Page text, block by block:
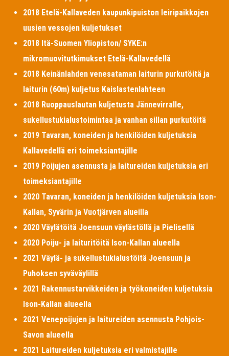
2018 Etelä-Kallaveden kaupunkipuiston leiripaikkojen
uusien vessojen kuljetukset
2018 Itä-Suomen Yliopiston/ SYKE:n
mikromuovitutkimukset Etelä-Kallavedellä
2018 Keinänlahden venesataman laiturin purkutöitä ja
laiturin (60m) kuljetus Kaislastenlahteen
2018 Ruoppauslautan kuljetusta Jännevirralle,
sukellustukialustoimintaa ja vanhan sillan purkutöitä
2019 Tavaran, koneiden ja henkilöiden kuljetuksia
Kallavedellä eri toimeksiantajille
2019 Poijujen asennusta ja laitureiden kuljetuksia eri
toimeksiantajille
2020 Tavaran, koneiden ja henkilöiden kuljetuksia Ison-
Kallan, Syvärin ja Vuotjärven alueilla
2020 Väylätöitä Joensuun väylästöllä ja Pielisellä
2020 Poiju- ja laituritöitä Ison-Kallan alueella
2021 Väylä- ja sukellustukialustöitä Joensuun ja
Puhoksen syväväylillä
2021 Rakennustarvikkeiden ja työkoneiden kuljetuksia
Ison-Kallan alueella
2021 Venepoijujen ja laitureiden asennusta Pohjois-
Savon alueella
2021 Laitureiden kuljetuksia eri valmistajille